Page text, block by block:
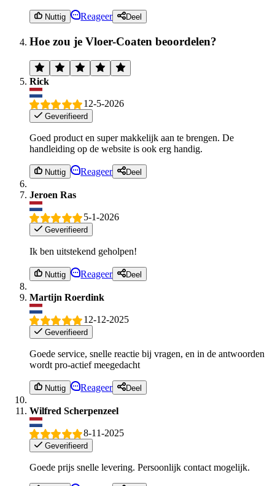
Nuttig Reageer Deel
Hoe zou je Vloer-Coaten beoordelen?
Rick
12-5-2026
Geverifieerd
Goed product en super makkelijk aan te brengen. De
handleiding op de website is ook erg handig.
Nuttig Reageer Deel
Jeroen Ras
5-1-2026
Geverifieerd
Ik ben uitstekend geholpen!
Nuttig Reageer Deel
Martijn Roerdink
12-12-2025
Geverifieerd
Goede service, snelle reactie bij vragen, en in de antwoorden
wordt pro-actief meegedacht
Nuttig Reageer Deel
Wilfred Scherpenzeel
8-11-2025
Geverifieerd
Goede prijs snelle levering. Persoonlijk contact mogelijk.